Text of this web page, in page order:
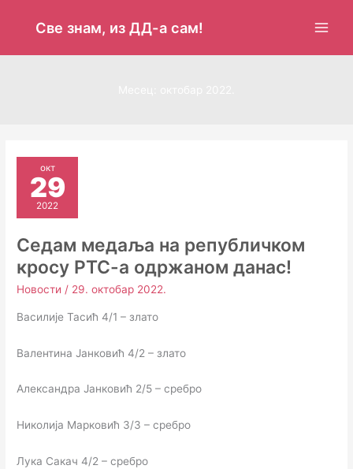
Све знам, из ДД-а сам!
окт
29
2022
Седам медаља на републичком
кросу РТС-а одржаном данас!
Новости / 29. октобар 2022.
Василије Тасић 4/1 – злато
Валентина Јанковић 4/2 – злато
Александра Јанковић 2/5 – сребро
Николија Марковић 3/3 – сребро
Лука Сакач 4/2 – сребро